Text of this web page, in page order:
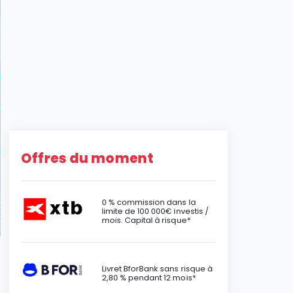
Offres du moment
0 % commission dans la
limite de 100 000€ investis /
mois. Capital à risque*
Livret BforBank sans risque à
2,80 % pendant 12 mois*